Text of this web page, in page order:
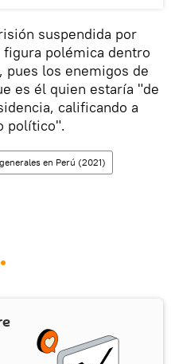
suspendida por
polémica dentro
pues los enemigos de
es él quien estaría "de
calificando a
político".
en Perú (2021)